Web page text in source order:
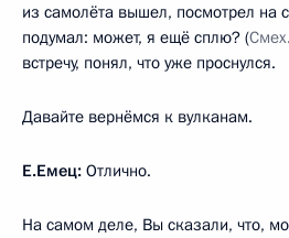
из самолёта вышел, посмотрел на
подумал: может, я ещё сплю? (Смех.
встречу, понял, что уже проснулся.
Давайте вернёмся к вулканам.
Е.Емец: Отлично.
На самом деле, Вы сказали, что,